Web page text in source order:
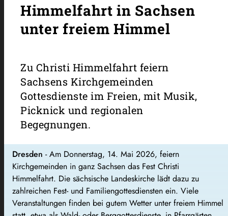
Himmelfahrt in Sachsen
unter freiem Himmel
Zu Christi Himmelfahrt feiern
Sachsens Kirchgemeinden
Gottesdienste im Freien, mit Musik,
Picknick und regionalen
Begegnungen.
Dresden - Am Donnerstag, 14. Mai 2026, feiern
Kirchgemeinden in ganz Sachsen das Fest Christi
Himmelfahrt. Die sächsische Landeskirche lädt dazu zu
zahlreichen Fest- und Familiengottesdiensten ein. Viele
Veranstaltungen finden bei gutem Wetter unter freiem Himmel